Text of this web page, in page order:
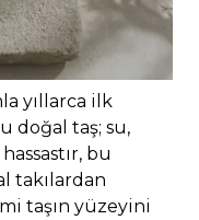
yıllarca ilk
doğal taş; su,
bu
takılardan
taşın yüzeyini